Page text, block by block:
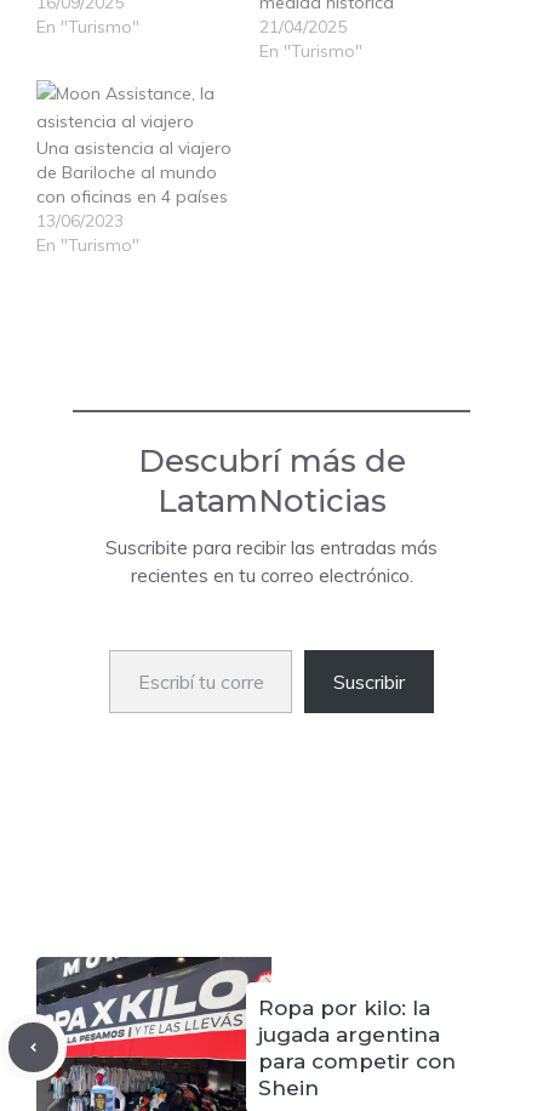
En "Turismo"
21/04/2025
En "Turismo"
Una asistencia al viajero
de Bariloche al mundo
con oficinas en 4 países
13/06/2023
En "Turismo"
Descubrí más de
LatamNoticias
Suscribite para recibir las entradas más
recientes en tu correo electrónico.
Escribí tu correo electrónico…
Suscribir
Ropa por kilo: la
jugada argentina
para competir con
Shein